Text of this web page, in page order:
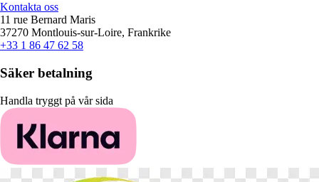
Kontakta oss
11 rue Bernard Maris
37270 Montlouis-sur-Loire, Frankrike
+33 1 86 47 62 58
Säker betalning
Handla tryggt på vår sida